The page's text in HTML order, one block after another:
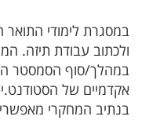
במסגרת לימודי התואר
ולכתוב עבודת תיזה.
במהלך/סוף הסמסטר
אקדמיים של
בנתיב המחקרי